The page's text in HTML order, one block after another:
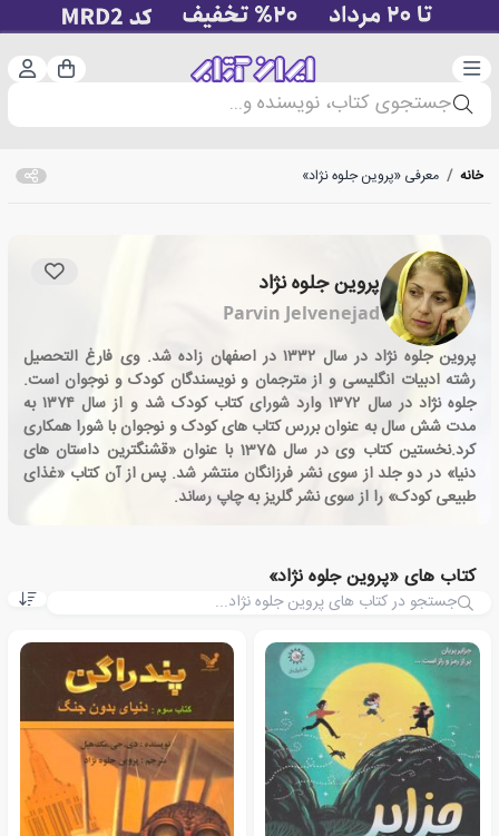
دسته‌بندی سبد
جستجوی کتاب، نویسنده و...
خانه / معرفی «پروین جلوه نژاد»
پروین جلوه نژاد
Parvin Jelvenejad
پروین جلوه نژاد در سال ۱۳۳۲ در اصفهان زاده شد. وی فارغ التحصیل
رشته ادبیات انگلیسی و از مترجمان و نویسندگان کودک و نوجوان است.
جلوه نژاد در سال ۱۳۷۲ وارد شورای کتاب کودک شد و از سال ۱۳۷۴ به
مدت شش سال به عنوان بررس کتاب های کودک و نوجوان با شورا همکاری
کرد.نخستین کتاب وی در سال 1375 با عنوان «قشنگترین داستان های
دنیا» در دو جلد از سوی نشر فرزانگان منتشر شد. پس از آن کتاب «غذای
طبیعی کودک» را از سوی نشر گلریز به چاپ رساند.
کتاب های «پروین جلوه نژاد»